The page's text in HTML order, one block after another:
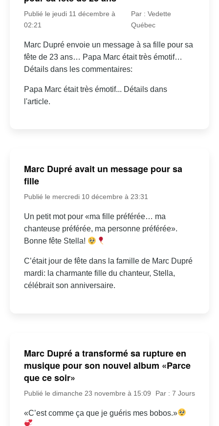
Publié le jeudi 11 décembre à
02:21
Par : Vedette
Québec
Marc Dupré envoie un message à sa fille pour sa
fête de 23 ans… Papa Marc était très émotif…
Détails dans les commentaires:
Papa Marc était très émotif... Détails dans
l'article.
Marc Dupré avait un message pour sa
fille
Publié le mercredi 10 décembre à 23:31
Un petit mot pour «ma fille préférée… ma
chanteuse préférée, ma personne préférée».
Bonne fête Stella!
C’était jour de fête dans la famille de Marc Dupré
mardi: la charmante fille du chanteur, Stella,
célébrait son anniversaire.
Marc Dupré a transformé sa rupture en
musique pour son nouvel album «Parce
que ce soir»
Publié le dimanche 23 novembre à 15:09 Par : 7 Jours
«C’est comme ça que je guéris mes bobos.»